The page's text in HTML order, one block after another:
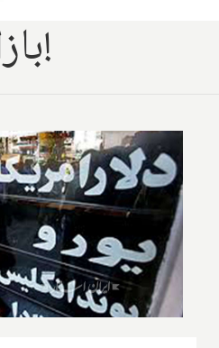
بازار آشفته ارز!